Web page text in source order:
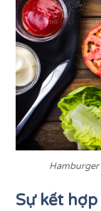
Sự kết